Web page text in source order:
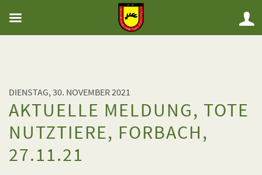
DIENSTAG, 30. NOVEMBER 2021
AKTUELLE MELDUNG, TOTE
NUTZTIERE, FORBACH,
27.11.21